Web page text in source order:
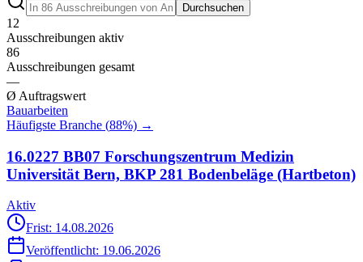
Durchsuchen
12
Ausschreibungen aktiv
86
Ausschreibungen gesamt
—
Ø Auftragswert
Bauarbeiten
Häufigste Branche (88%) →
16.0227 BB07 Forschungszentrum Medizin
Universität Bern, BKP 281 Bodenbeläge (Hartbeton)
Aktiv
Frist: 14.08.2026
Veröffentlicht: 19.06.2026